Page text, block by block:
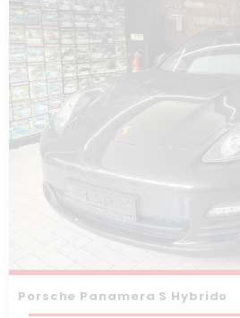
Porsche Panamera S Hybrido